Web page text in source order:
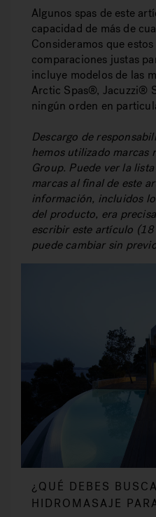
Algunos spas de este
capacidad de más de
Consideramos que
comparaciones justas
incluye modelos de las
Arctic Spas®, Jacuzzi®
ningún orden en
Descargo de
hemos utilizado marcas
Group. Puede ver la
marcas al final de este
información, incluidos
del producto, era
escribir este artículo
puede cambiar sin
¿QUÉ DEBES
HIDROMASAJE